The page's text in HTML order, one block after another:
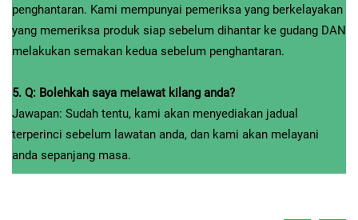
penghantaran. Kami mempunyai pemeriksa yang berkelayakan
yang memeriksa produk siap sebelum dihantar ke gudang DAN
melakukan semakan kedua sebelum penghantaran.
5. Q: Bolehkah saya melawat kilang anda?
Jawapan: Sudah tentu, kami akan menyediakan jadual
terperinci sebelum lawatan anda, dan kami akan melayani
anda sepanjang masa.